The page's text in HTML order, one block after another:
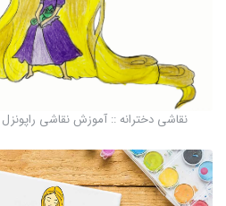
نقاشی دخترانه :: آموزش نقاشی